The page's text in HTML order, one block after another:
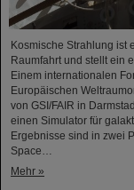
Kosmische Strahlung ist
Raumfahrt und stellt ein
Einem internationalen
Europäischen
von GSI/FAIR in
einen Simulator für
Ergebnisse sind in zwei
Space…
Mehr »